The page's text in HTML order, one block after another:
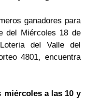
ganadores para
del Miércoles 18 de
del Valle del
4801, encuentra
miércoles a las 10 y